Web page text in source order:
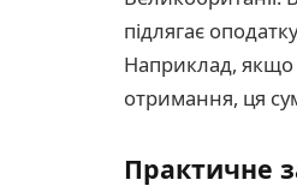
підлягає
Наприклад, якщо
отримання, ця
Практичне